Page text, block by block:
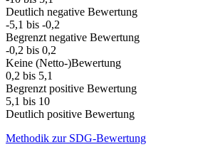
Deutlich negative Bewertung
-5,1 bis -0,2
Begrenzt negative Bewertung
-0,2 bis 0,2
Keine (Netto-)Bewertung
0,2 bis 5,1
Begrenzt positive Bewertung
5,1 bis 10
Deutlich positive Bewertung
Methodik zur SDG-Bewertung